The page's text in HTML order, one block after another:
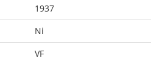
1937
Ni
VF